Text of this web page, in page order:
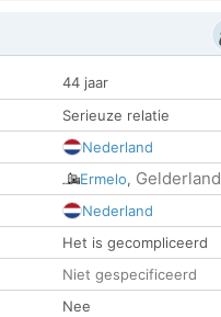
44 jaar
Serieuze relatie
Nederland
Ermelo, Gelderland
Nederland
Het is gecompliceerd
Niet gespecificeerd
Nee